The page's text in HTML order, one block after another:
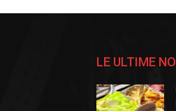
LE ULTIME